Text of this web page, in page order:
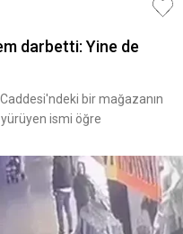
darbetti: Yine de
bir mağazanın
ismi öğre